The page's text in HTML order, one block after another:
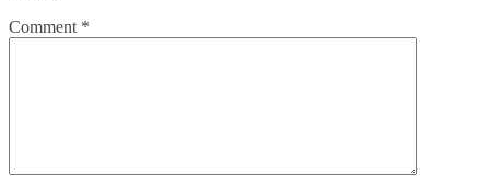
Comment *